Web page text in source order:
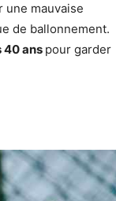
une mauvaise
de ballonnement.
40 ans pour garder